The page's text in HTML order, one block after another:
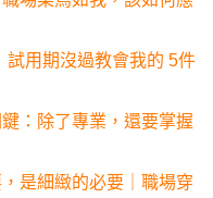
用期沒過教會我的 5件
：除了專業，還要掌握
是細緻的必要｜職場穿